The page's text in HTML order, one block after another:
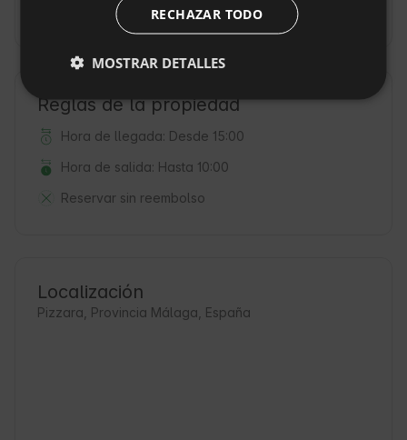
(300 EUR / el día de la llegada)
Reglas de la propiedad
Hora de llegada: Desde 15:00
Hora de salida: Hasta 10:00
Reservar sin reembolso
Localización
Pizzara, Provincia Málaga, España
RECHAZAR TODO
MOSTRAR DETALLES